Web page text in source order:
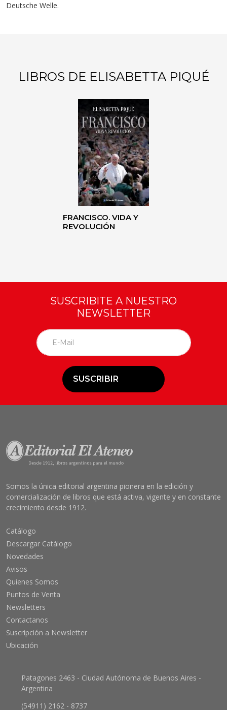
Deutsche Welle.
LIBROS DE ELISABETTA PIQUÉ
FRANCISCO. VIDA Y
REVOLUCIÓN
SUSCRIBITE A NUESTRO
NEWSLETTER
SUSCRIBIR
Somos la única editorial argentina pionera en la edición y
comercialización de libros que está activa, vigente y en constante
crecimiento desde 1912.
Catálogo
Descargar Catálogo
Novedades
Avisos
Quienes Somos
Puntos de Venta
Newsletters
Contactanos
Suscripción a Newsletter
Ubicación
Patagones 2463 - Ciudad Autónoma de Buenos Aires -
Argentina
(54911) 2162 - 8737